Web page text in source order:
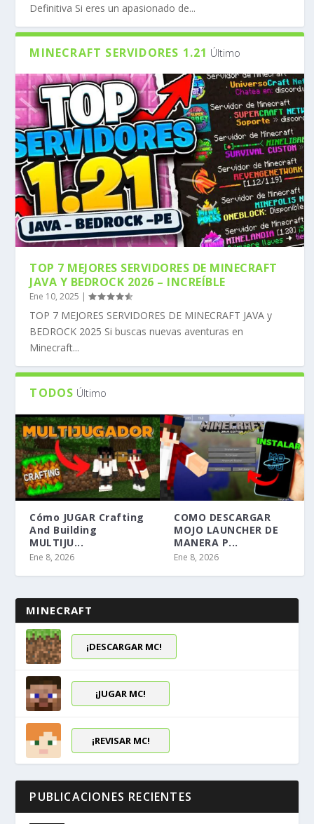
Definitiva Si eres un apasionado de...
MINECRAFT SERVIDORES 1.21 Último
TOP 7 MEJORES SERVIDORES DE MINECRAFT
JAVA Y BEDROCK 2026 – INCREÍBLE
Ene 10, 2025 |
TOP 7 MEJORES SERVIDORES DE MINECRAFT JAVA y
BEDROCK 2025 Si buscas nuevas aventuras en
Minecraft...
TODOS Último
Cómo JUGAR Crafting
And Building
MULTIJU...
Ene 8, 2026
COMO DESCARGAR
MOJO LAUNCHER DE
MANERA P...
Ene 8, 2026
MINECRAFT
¡DESCARGAR MC!
¡JUGAR MC!
¡REVISAR MC!
PUBLICACIONES RECIENTES